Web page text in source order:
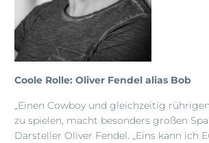
Coole Rolle: Oliver Fendel alias Bob
„Einen Cowboy und gleichzeitig
zu spielen, macht besonders großen
Darsteller Oliver Fendel. „Eins kann ich